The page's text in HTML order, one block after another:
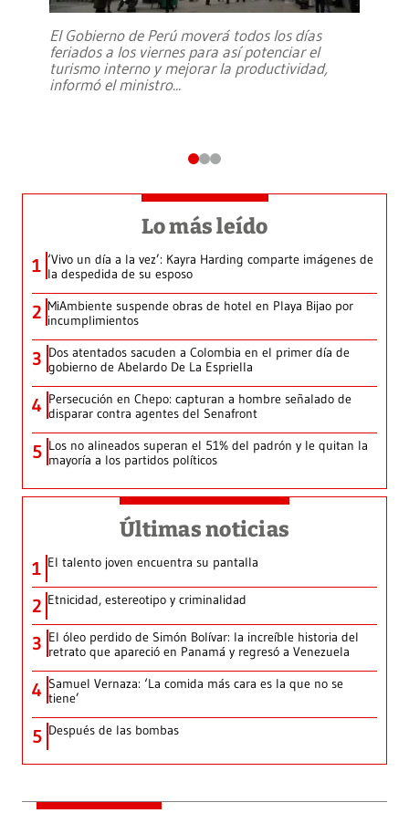
El Gobierno de Perú moverá todos los días
feriados a los viernes para así potenciar el
turismo interno y mejorar la productividad,
informó el ministro...
Lo más leído
1 ‘Vivo un día a la vez’: Kayra Harding comparte imágenes de
la despedida de su esposo
2 MiAmbiente suspende obras de hotel en Playa Bijao por
incumplimientos
3 Dos atentados sacuden a Colombia en el primer día de
gobierno de Abelardo De La Espriella
4 Persecución en Chepo: capturan a hombre señalado de
disparar contra agentes del Senafront
5 Los no alineados superan el 51% del padrón y le quitan la
mayoría a los partidos políticos
Últimas noticias
1 El talento joven encuentra su pantalla​
2 Etnicidad, estereotipo y criminalidad
3 El óleo perdido de Simón Bolívar: la increíble historia del
retrato que apareció en Panamá y regresó a Venezuela
4 Samuel Vernaza: ‘La comida más cara es la que no se
tiene’
5 Después de las bombas